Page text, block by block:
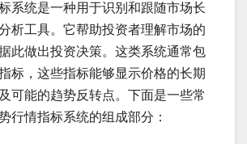
系统是一种用于识别和跟随市场长
析工具。它帮助投资者理解市场的
此做出投资决策。这类系统通常包
标，这些指标能够显示价格的长期
可能的趋势反转点。下面是一些常
行情指标系统的组成部分：